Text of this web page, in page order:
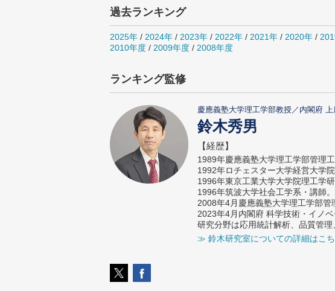
過去ランキング
2025年 / 2024年 / 2023年 / 2022年 / 2021年 / 2020年 /
2010年度 / 2009年度 / 2008年度
ランキング監修
慶應義塾大学理工学部教授／内閣府
鈴木秀男
【経歴】
1989年慶應義塾大学理工学部管理工
1992年ロチェスター大学経営大学院
1996年東京工業大学大学院理工学
1996年筑波大学社会工学系・講師
2008年4月慶應義塾大学理工学部管
2023年4月内閣府 科学技術・イノ
研究分野は応用統計解析、品質管理
≫ 鈴木研究室についての詳細はこ